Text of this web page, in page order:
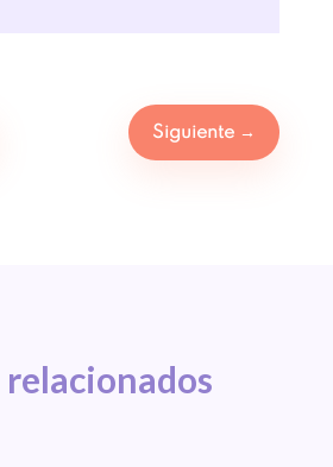
Siguiente →
relacionados